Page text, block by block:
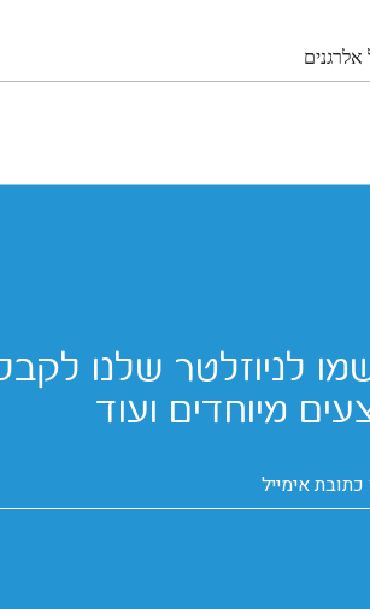
אלרגנים
לניוזלטר שלנו
מיוחדים ועוד